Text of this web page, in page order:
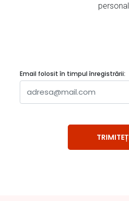
personal
Email folosit în timpul înregistrării: